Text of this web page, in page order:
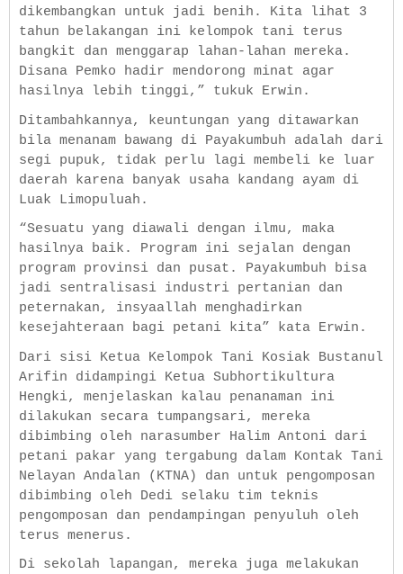
dikembangkan untuk jadi benih. Kita lihat 3
tahun belakangan ini kelompok tani terus
bangkit dan menggarap lahan-lahan mereka.
Disana Pemko hadir mendorong minat agar
hasilnya lebih tinggi,” tukuk Erwin.
Ditambahkannya, keuntungan yang ditawarkan
bila menanam bawang di Payakumbuh adalah dari
segi pupuk, tidak perlu lagi membeli ke luar
daerah karena banyak usaha kandang ayam di
Luak Limopuluah.
“Sesuatu yang diawali dengan ilmu, maka
hasilnya baik. Program ini sejalan dengan
program provinsi dan pusat. Payakumbuh bisa
jadi sentralisasi industri pertanian dan
peternakan, insyaallah menghadirkan
kesejahteraan bagi petani kita” kata Erwin.
Dari sisi Ketua Kelompok Tani Kosiak Bustanul
Arifin didampingi Ketua Subhortikultura
Hengki, menjelaskan kalau penanaman ini
dilakukan secara tumpangsari, mereka
dibimbing oleh narasumber Halim Antoni dari
petani pakar yang tergabung dalam Kontak Tani
Nelayan Andalan (KTNA) dan untuk pengomposan
dibimbing oleh Dedi selaku tim teknis
pengomposan dan pendampingan penyuluh oleh
terus menerus.
Di sekolah lapangan, mereka juga melakukan